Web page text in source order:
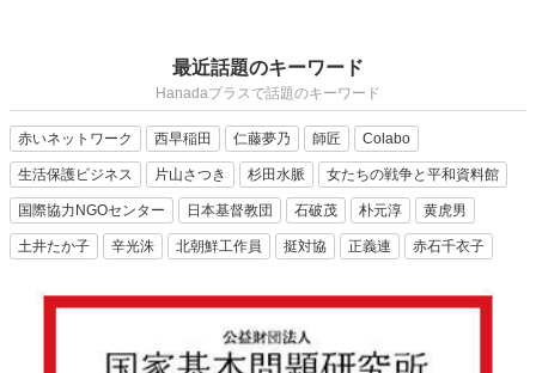
最近話題のキーワード
Hanadaプラスで話題のキーワード
赤いネットワーク 西早稲田 仁藤夢乃 師匠 Colabo
生活保護ビジネス 片山さつき 杉田水脈 女たちの戦争と平和資料館
国際協力NGOセンター 日本基督教団 石破茂 朴元淳 黄虎男
土井たか子 辛光洙 北朝鮮工作員 挺対協 正義連 赤石千衣子